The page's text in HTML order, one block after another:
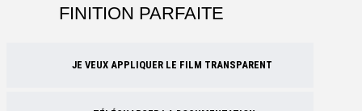
FINITION PARFAITE
JE VEUX APPLIQUER LE FILM TRANSPARENT